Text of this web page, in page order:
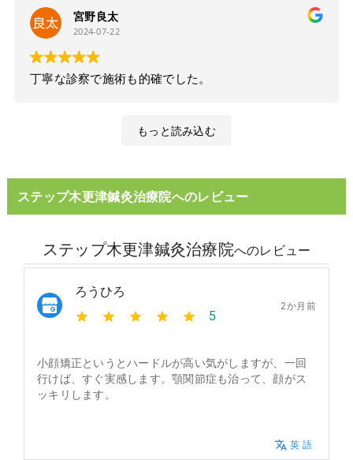
宮野良太
2024-07-22
丁寧な診察で施術も的確でした。
もっと読み込む
ステップ木更津鍼灸治療院へのレビュー